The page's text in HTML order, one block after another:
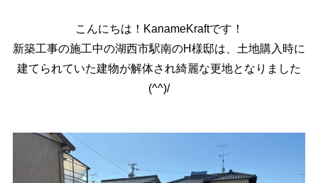
こんにちは！KanameKraftです！
新築工事の施工中の湖西市駅南のH様邸は、土地購入時に
建てられていた建物が解体され綺麗な更地となりました
(^^)/